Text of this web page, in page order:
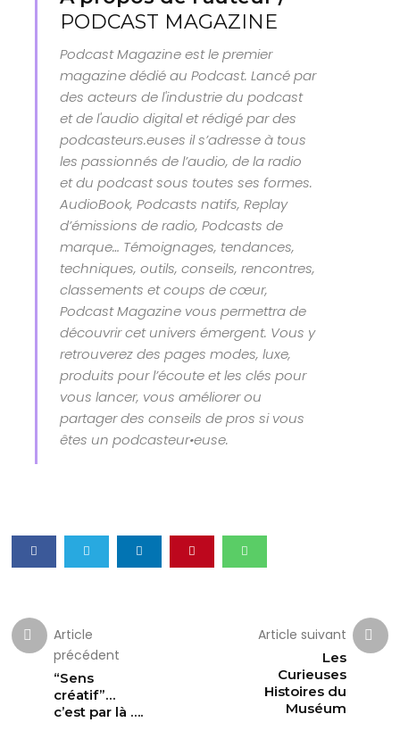
PODCAST MAGAZINE
Podcast Magazine est le premier
magazine dédié au Podcast. Lancé par
des acteurs de l'industrie du podcast
et de l'audio digital et rédigé par des
podcasteurs.euses il s’adresse à tous
les passionnés de l’audio, de la radio
et du podcast sous toutes ses formes.
AudioBook, Podcasts natifs, Replay
d’émissions de radio, Podcasts de
marque… Témoignages, tendances,
techniques, outils, conseils, rencontres,
classements et coups de cœur,
Podcast Magazine vous permettra de
découvrir cet univers émergent. Vous y
retrouverez des pages modes, luxe,
produits pour l’écoute et les clés pour
vous lancer, vous améliorer ou
partager des conseils de pros si vous
êtes un podcasteur•euse.
Article
précédent
“Sens
créatif”…
c’est par là ….
Article suivant
Les
Curieuses
Histoires du
Muséum